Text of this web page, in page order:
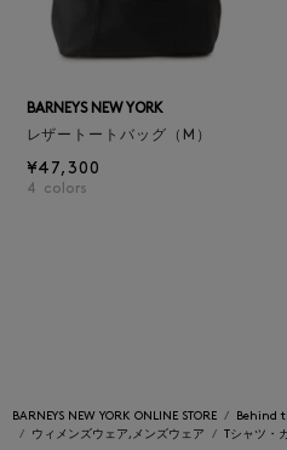
BARNEYS NEW YORK
レザートートバッグ（M）
¥47,300
4 colors
BARNEYS NEW YORK ONLINE STORE
Behind
ウィメンズウェア,メンズウェア
Tシャツ・